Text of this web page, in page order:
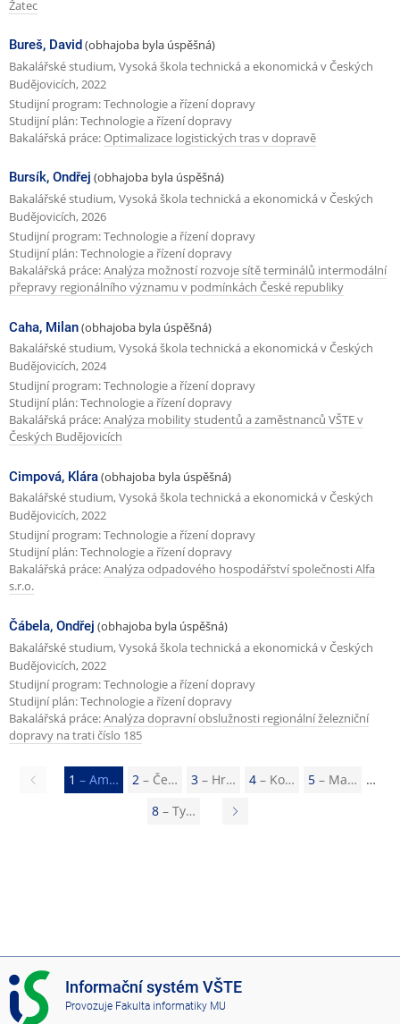
Žatec
Bureš, David (obhajoba byla úspěšná)
Bakalářské studium, Vysoká škola technická a ekonomická v Českých
Budějovicích, 2022
Studijní program: Technologie a řízení dopravy
Studijní plán: Technologie a řízení dopravy
Bakalářská práce:Optimalizace logistických tras v dopravě
Bursík, Ondřej (obhajoba byla úspěšná)
Bakalářské studium, Vysoká škola technická a ekonomická v Českých
Budějovicích, 2026
Studijní program: Technologie a řízení dopravy
Studijní plán: Technologie a řízení dopravy
Bakalářská práce:Analýza možností rozvoje sítě terminálů intermodální
přepravy regionálního významu v podmínkách České republiky
Caha, Milan(obhajoba byla úspěšná)
Bakalářské studium, Vysoká škola technická a ekonomická v Českých
Budějovicích, 2024
Studijní program: Technologie a řízení dopravy
Studijní plán: Technologie a řízení dopravy
Bakalářská práce:Analýza mobility studentů a zaměstnanců VŠTE v
Českých Budějovicích
Cimpová, Klára(obhajoba byla úspěšná)
Bakalářské studium, Vysoká škola technická a ekonomická v Českých
Budějovicích, 2022
Studijní program: Technologie a řízení dopravy
Studijní plán: Technologie a řízení dopravy
Bakalářská práce:Analýza odpadového hospodářství společnosti Alfa
s.r.o.
Čábela, Ondřej (obhajoba byla úspěšná)
Bakalářské studium, Vysoká škola technická a ekonomická v Českých
Budějovicích, 2022
Studijní program: Technologie a řízení dopravy
Studijní plán: Technologie a řízení dopravy
Bakalářská práce:Analýza dopravní obslužnosti regionální železniční
dopravy na trati číslo 185
Předchozí
1 – Am… 2– Če… 3– Hr… 4– Ko… 5– Ma…
8– Ty…
I
S
V
Informační systém VŠTE
Provozuje Fakulta informatiky MU